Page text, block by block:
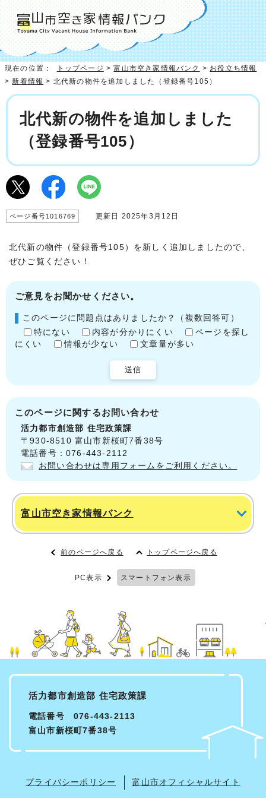
現在の位置： トップページ >富山市空き家情報バンク > お役立ち情報
>新着情報 > 北代新の物件を追加しました（登録番号105）
北代新の物件を追加しました
（登録番号105）
ページ番号1016769 更新日 2025年3月12日
北代新の物件（登録番号105）を新しく追加しましたので、
ぜひご覧ください！
ご意見をお聞かせください。
このページに問題点はありましたか？（複数回答可）
特にない
内容が分かりにくい
ページを探し
にくい
情報が少ない 文章量が多い
送信
このページに関するお問い合わせ
活力都市創造部 住宅政策課
〒930-8510 富山市新桜町7番38号
電話番号：076-443-2112
お問い合わせは専用フォームをご利用ください。
富山市空き家情報バンク
前のページへ戻る トップページへ戻る
PC表示 スマートフォン表示
活力都市創造部 住宅政策課
電話番号 076-443-2113
富山市新桜町7番38号
プライバシーポリシー 富山市オフィシャルサイト